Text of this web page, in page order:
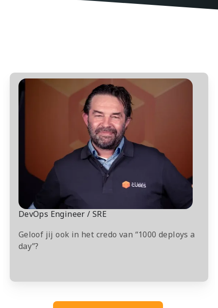
DevOps Engineer / SRE
Geloof jij ook in het credo van “1000 deploys a
day”?
DevOps
Engineer